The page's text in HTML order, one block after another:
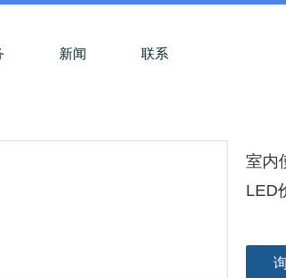
新闻 联系
室内
LED